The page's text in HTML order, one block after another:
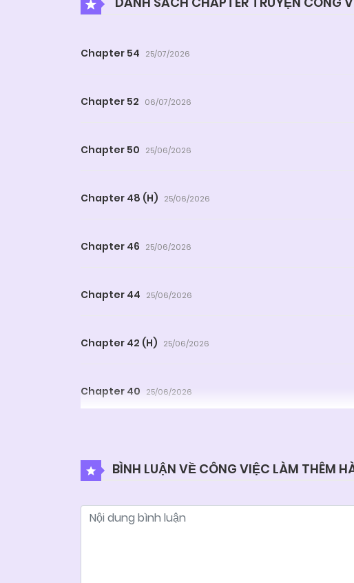
Chapter 54 25/07/2026
Chapter 52 06/07/2026
Chapter 50 25/06/2026
Chapter 48 (H) 25/06/2026
Chapter 46 25/06/2026
Chapter 44 25/06/2026
Chapter 42 (H) 25/06/2026
Chapter 40 25/06/2026
BÌNH LUẬN VỀ CÔNG VIỆC LÀM THÊM